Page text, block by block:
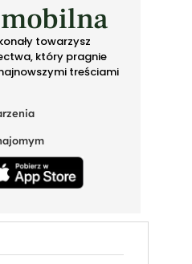
towarzysz
który pragnie
treściami